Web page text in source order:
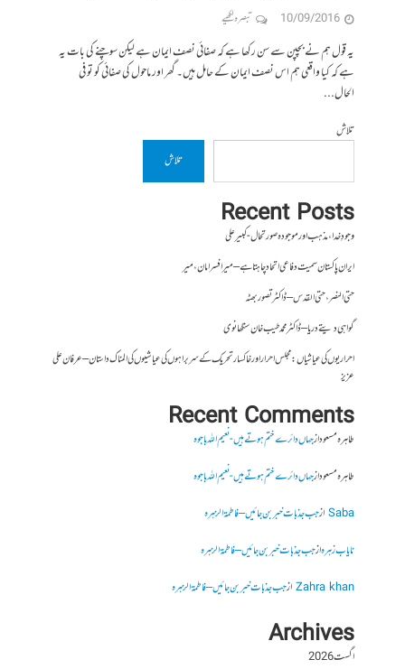
10/09/2016 تبصرہ لکھیے
یہ قول ہم نے بچپن سے سن رکھا ہے کہ صفائی نصف ایمان ہے لیکن سوچنے کی بات یہ
ہے کہ کیا واقعی ہم اس نصف ایمان کے حامل ہیں۔ گھر اور ماحول کی صفائی کو تو فی
الحال...
تلاش
تلاش
Recent Posts
وجودِ خدا، مذہب اور موجودہ صورتحال- کبیر علی
ایران پاکستان سمیت دفاعی اتحاد چاہتا ہے – میر افسر امان،میر
حتی النصر ، حتی القدس – ڈاکٹر تصور بھٹہ
گواہی دیتے دریا – ڈاکٹر محمد طیب خان سنگھانوی
احراریوں کی عیاشیاں : مجلس احرار اور خاکسار تحریک کے سربراہوں کی عیاشیوں کی المناک داستان – عرفان علی
عزیز
Recent Comments
طاہرہ مسعودازجہاں دائرے ختم ہوتے ہیں- نعیم اللہ باجوہ
طاہرہ مسعودازجہاں دائرے ختم ہوتے ہیں- نعیم اللہ باجوہ
Sabaازجب جذبات خبر بن جائیں – فاطمۃالزہرہ
نایاب زہرہازجب جذبات خبر بن جائیں – فاطمۃالزہرہ
Zahra khanازجب جذبات خبر بن جائیں – فاطمۃالزہرہ
Archives
اگست 2026